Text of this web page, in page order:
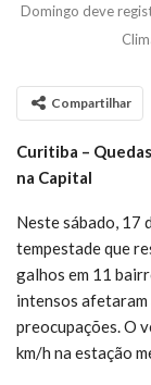
Domingo deve
Compartilhar
Curitiba –
na Capital
Neste sábado, 17
tempestade que
galhos em 11
intensos
preocupações. O
km/h na estação